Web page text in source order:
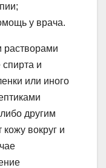
у врача.
растворами
спирта и
или иного
другим
вокруг и